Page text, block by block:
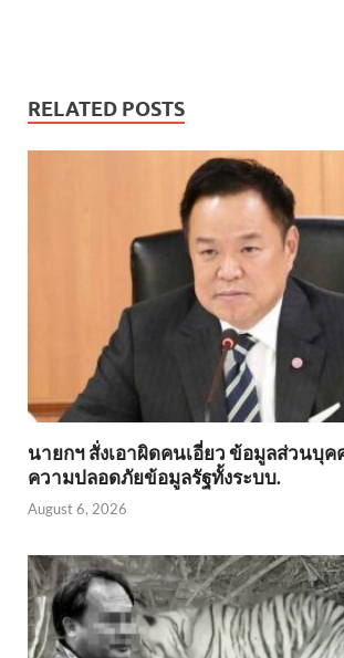
RELATED POSTS
นายกฯ สั่งเอาผิดคนเอี่ยว ข้อมูลส่วนบุ
ความปลอดภัยข้อมูลรัฐทั้งระบบ.
August 6, 2026